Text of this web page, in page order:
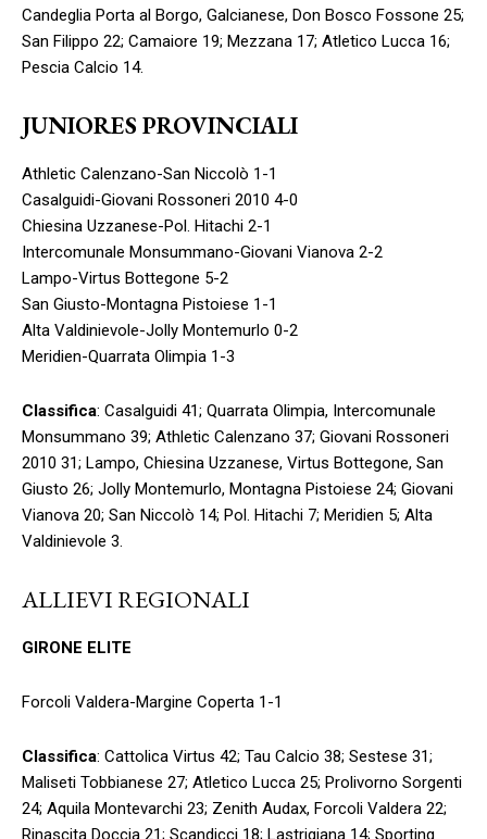
Candeglia Porta al Borgo, Galcianese, Don Bosco Fossone 25;
San Filippo 22; Camaiore 19; Mezzana 17; Atletico Lucca 16;
Pescia Calcio 14.
JUNIORES PROVINCIALI
Athletic Calenzano-San Niccolò 1-1
Casalguidi-Giovani Rossoneri 2010 4-0
Chiesina Uzzanese-Pol. Hitachi 2-1
Intercomunale Monsummano-Giovani Vianova 2-2
Lampo-Virtus Bottegone 5-2
San Giusto-Montagna Pistoiese 1-1
Alta Valdinievole-Jolly Montemurlo 0-2
Meridien-Quarrata Olimpia 1-3
Classifica: Casalguidi 41; Quarrata Olimpia, Intercomunale
Monsummano 39; Athletic Calenzano 37; Giovani Rossoneri
2010 31; Lampo, Chiesina Uzzanese, Virtus Bottegone, San
Giusto 26; Jolly Montemurlo, Montagna Pistoiese 24; Giovani
Vianova 20; San Niccolò 14; Pol. Hitachi 7; Meridien 5; Alta
Valdinievole 3.
ALLIEVI REGIONALI
GIRONE ELITE
Forcoli Valdera-Margine Coperta 1-1
Classifica: Cattolica Virtus 42; Tau Calcio 38; Sestese 31;
Maliseti Tobbianese 27; Atletico Lucca 25; Prolivorno Sorgenti
24; Aquila Montevarchi 23; Zenith Audax, Forcoli Valdera 22;
Rinascita Doccia 21; Scandicci 18; Lastrigiana 14; Sporting